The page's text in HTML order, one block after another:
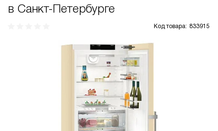
в Санкт-Петербурге
Код товара: 833915